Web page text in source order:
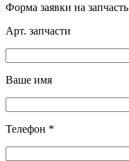
Форма заявки на запчасть
Арт. запчасти
Ваше имя
Телефон *